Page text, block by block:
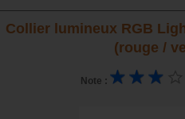
Collier lumineux RGB
(rouge /
Note :